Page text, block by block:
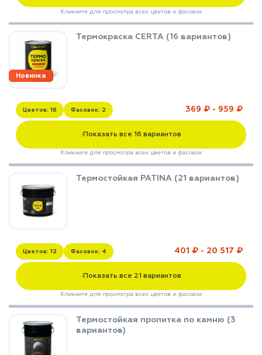
Кликните для просмотра всех цветов и фасовок
Термокраска CERTA (16 вариантов)
Цветов: 16 Фасовок: 2 369 ₽ - 959 ₽
Новинка
▼Показать все 16 вариантов
Кликните для просмотра всех цветов и фасовок
Термостойкая PATINA (21 вариантов)
Цветов: 12 Фасовок: 4 401 ₽ - 20 517 ₽
▼Показать все 21 вариантов
Кликните для просмотра всех цветов и фасовок
Термостойкая пропитка по камню (3
вариантов)